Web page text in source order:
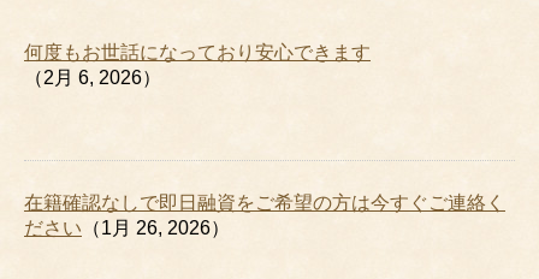
何度もお世話になっており安心できます
（2月 6, 2026）
在籍確認なしで即日融資をご希望の方は今すぐご連絡く
ださい （1月 26, 2026）